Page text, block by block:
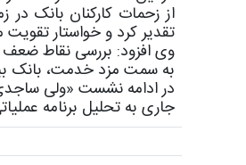
تقدیر کرد و خواستار
وی افزود: بررسی نقاط
به سمت مزد خدمت، بانک
جاری به تحلیل برنامه